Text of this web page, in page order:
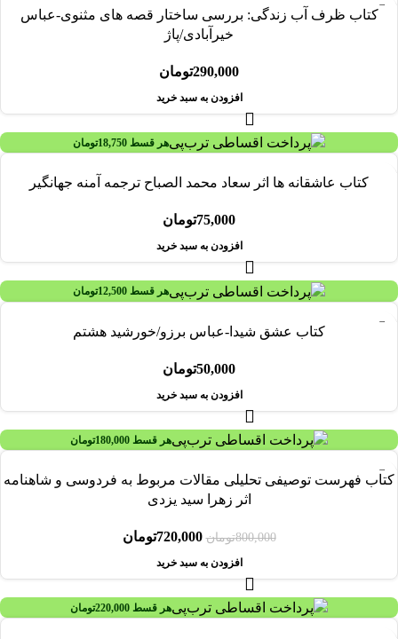
کتاب ظرف آب زندگی: بررسی ساختار قصه های مثنوی-عباس
خیرآبادی/پاژ
290,000تومان
افزودن به سبد خرید
هر قسط 18,750تومان
کتاب عاشقانه ها اثر سعاد محمد الصباح ترجمه آمنه جهانگیر
75,000تومان
افزودن به سبد خرید
هر قسط 12,500تومان
کتاب عشق شیدا-عباس برزو/خورشید هشتم
50,000تومان
افزودن به سبد خرید
هر قسط 180,000تومان
کتاب فهرست توصیفی تحلیلی مقالات مربوط به فردوسی و شاهنامه
اثر زهرا سید یزدی
800,000تومان 720,000تومان
افزودن به سبد خرید
هر قسط 220,000تومان